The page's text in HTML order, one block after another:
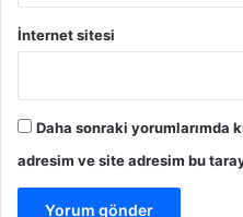
İnternet sitesi
Daha sonraki yorumlarımda
adresim ve site adresim bu